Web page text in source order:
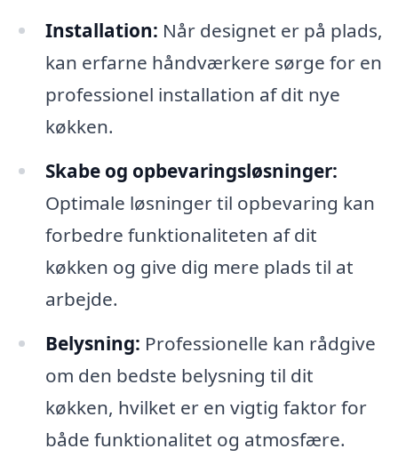
Installation: Når designet er på plads,
kan erfarne håndværkere sørge for en
professionel installation af dit nye
køkken.
Skabe og opbevaringsløsninger:
Optimale løsninger til opbevaring kan
forbedre funktionaliteten af dit
køkken og give dig mere plads til at
arbejde.
Belysning: Professionelle kan rådgive
om den bedste belysning til dit
køkken, hvilket er en vigtig faktor for
både funktionalitet og atmosfære.